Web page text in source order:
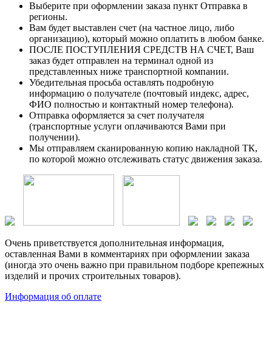
Выберите при оформлении заказа пункт Отправка в
регионы.
Вам будет выставлен счет (на частное лицо, либо
организацию), который можно оплатить в любом банке.
ПОСЛЕ ПОСТУПЛЕНИЯ СРЕДСТВ НА СЧЕТ, Ваш
заказ будет отправлен на терминал одной из
представленных ниже транспортной компании.
Убедительная просьба оставлять подробную
информацию о получателе (почтовый индекс, адрес,
ФИО полностью и контактный номер телефона).
Отправка оформляется за счет получателя
(транспортные услуги оплачиваются Вами при
получении).
Мы отправляем сканированную копию накладной ТК,
по которой можно отслеживать статус движения заказа.
Очень приветствуется дополнительная информация,
оставленная Вами в комментариях при оформлении заказа
(иногда это очень важно при правильном подборе крепежных
изделий и прочих строительных товаров).
Информация об оплате